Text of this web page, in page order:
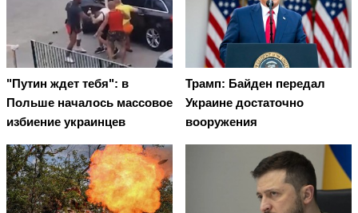
"Путин ждет тебя": в
Польше началось массовое
избиение украинцев
Трамп: Байден передал
Украине достаточно
вооружения